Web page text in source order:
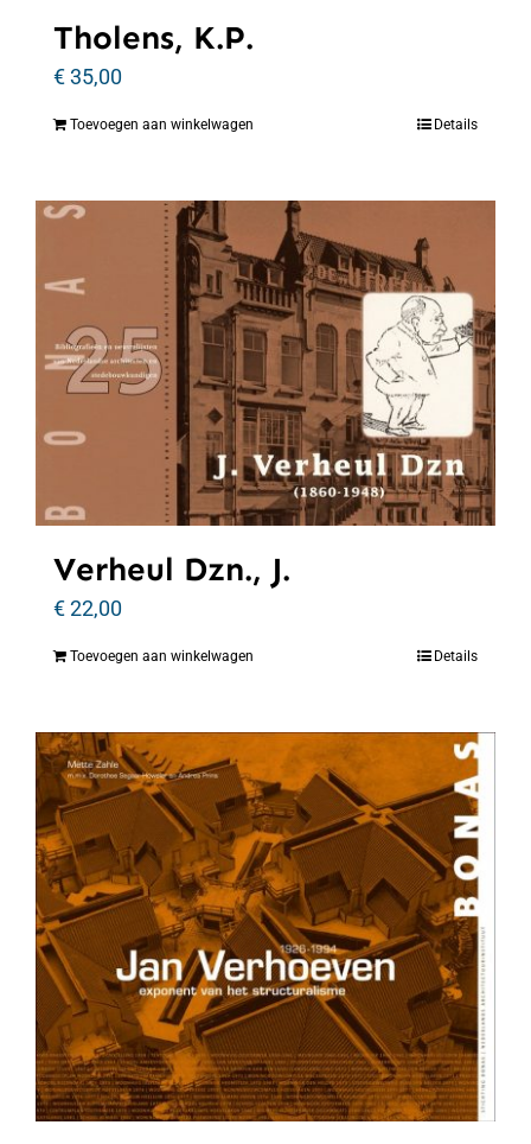
Tholens, K.P.
€35,00
Toevoegen aan winkelwagen Details
Verheul Dzn., J.
€22,00
Toevoegen aan winkelwagen Details